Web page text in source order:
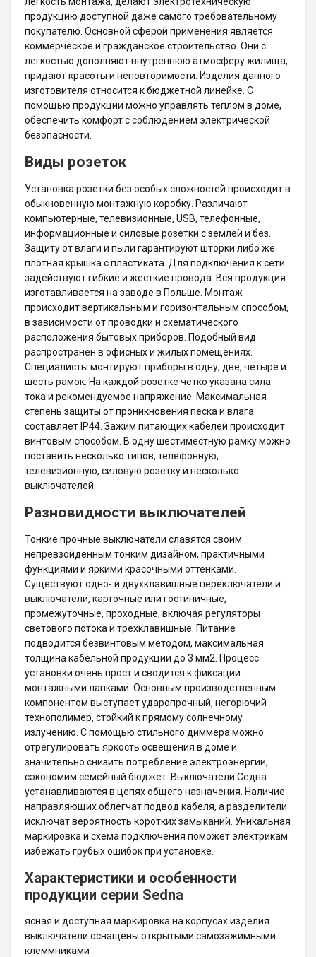
продукцию доступной даже самого требовательному
покупателю. Основной сферой применения является
коммерческое и гражданское строительство. Они с
легкостью дополняют внутреннюю атмосферу жилища,
придают красоты и неповторимости. Изделия данного
изготовителя относится к бюджетной линейке. С
помощью продукции можно управлять теплом в доме,
обеспечить комфорт с соблюдением электрической
безопасности.
Виды розеток
Установка розетки без особых сложностей происходит в
обыкновенную монтажную коробку. Различают
компьютерные, телевизионные, USB, телефонные,
информационные и силовые розетки с землей и без.
Защиту от влаги и пыли гарантируют шторки либо же
плотная крышка с пластиката. Для подключения к сети
задействуют гибкие и жесткие провода. Вся продукция
изготавливается на заводе в Польше. Монтаж
происходит вертикальным и горизонтальным способом,
в зависимости от проводки и схематического
расположения бытовых приборов. Подобный вид
распространен в офисных и жилых помещениях.
Специалисты монтируют приборы в одну, две, четыре и
шесть рамок. На каждой розетке четко указана сила
тока и рекомендуемое напряжение. Максимальная
степень защиты от проникновения песка и влага
составляет IP44. Зажим питающих кабелей происходит
винтовым способом. В одну шестиместную рамку можно
поставить несколько типов, телефонную,
телевизионную, силовую розетку и несколько
выключателей.
Разновидности выключателей
Тонкие прочные выключатели славятся своим
непревзойденным тонким дизайном, практичными
функциями и яркими красочными оттенками.
Существуют одно- и двухклавишные переключатели и
выключатели, карточные или гостиничные,
промежуточные, проходные, включая регуляторы
светового потока и трехклавишные. Питание
подводится безвинтовым методом, максимальная
толщина кабельной продукции до 3 мм2. Процесс
установки очень прост и сводится к фиксации
монтажными лапками. Основным производственным
компонентом выступает ударопрочный, негорючий
технополимер, стойкий к прямому солнечному
излучению. С помощью стильного диммера можно
отрегулировать яркость освещения в доме и
значительно снизить потребление электроэнергии,
сэкономим семейный бюджет. Выключатели Седна
устанавливаются в цепях общего назначения. Наличие
направляющих облегчат подвод кабеля, а разделители
исключат вероятность коротких замыканий. Уникальная
маркировка и схема подключения поможет электрикам
избежать грубых ошибок при установке.
Характеристики и особенности
продукции серии Sedna
ясная и доступная маркировка на корпусах изделия
выключатели оснащены открытыми самозажимными
клеммниками